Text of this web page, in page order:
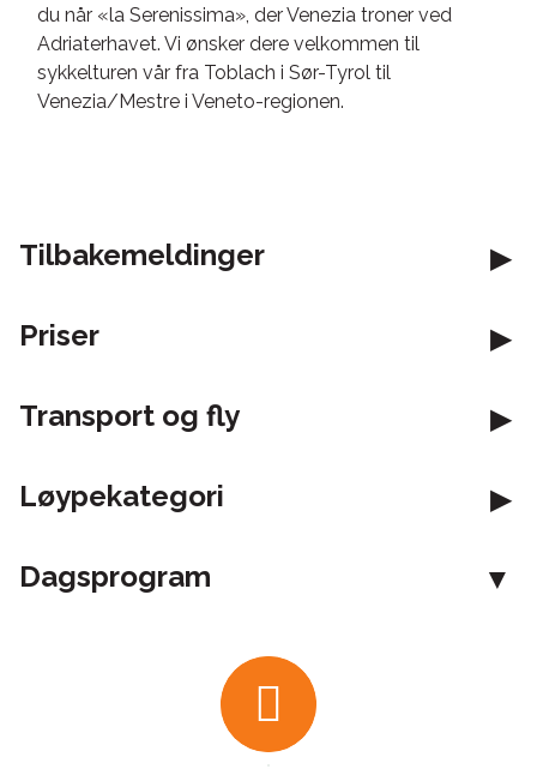
du når «la Serenissima», der Venezia troner ved
Adriaterhavet. Vi ønsker dere velkommen til
sykkelturen vår fra Toblach i Sør-Tyrol til
Venezia/Mestre i Veneto-regionen.
Tilbakemeldinger
Priser
Transport og fly
Løypekategori
Dagsprogram